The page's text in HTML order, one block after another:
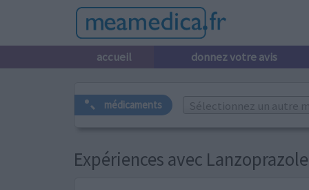
accueil donnez votre avis
médicaments Sélectionnez un autre
Expériences avec Lanzoprazole